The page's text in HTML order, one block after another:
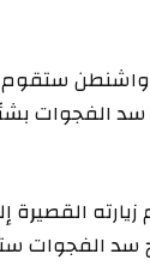
واشنطن
الفجوات
القصيرة
سد الفجوات